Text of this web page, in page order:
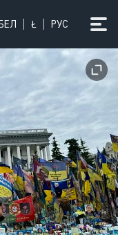
Ł РУС